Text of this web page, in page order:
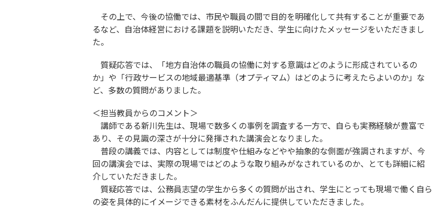
その上で、今後の協働では、市民や職員の間で目的を明確化して共有することが重要であ
るなど、自治体経営における課題を説明いただき、学生に向けたメッセージをいただきまし
た。
質疑応答では、「地方自治体の職員の協働に対する意識はどのように形成されているの
か」や「行政サービスの地域最適基準（オプティマム）はどのように考えたらよいのか」な
ど、多数の質問がありました。
＜担当教員からのコメント＞
講師である新川先生は、現場で数多くの事例を調査する一方で、自らも実務経験が豊富で
あり、その見識の深さが十分に発揮された講演会となりました。
普段の講義では、内容としては制度や仕組みなどやや抽象的な側面が強調されますが、今
回の講演会では、実際の現場ではどのような取り組みがなされているのか、とても詳細に紹
介していただきました。
質疑応答では、公務員志望の学生から多くの質問が出され、学生にとっても現場で働く自ら
の姿を具体的にイメージできる素材をふんだんに提供していただきました。